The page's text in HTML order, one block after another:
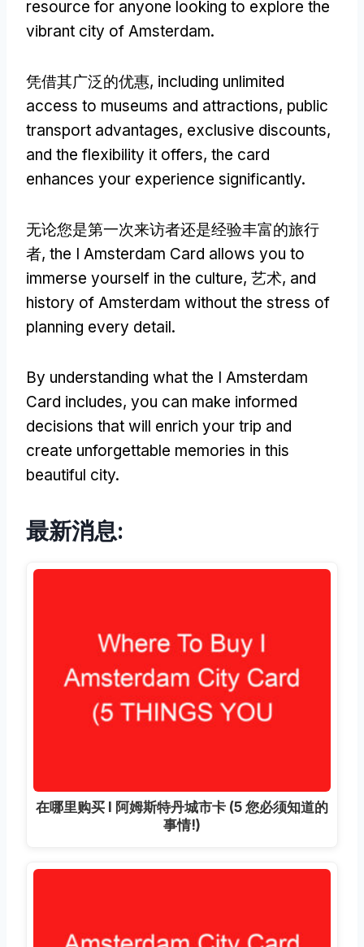
resource for anyone looking to explore the
vibrant city of Amsterdam.
凭借其广泛的优惠, including unlimited
access to museums and attractions, public
transport advantages, exclusive discounts,
and the flexibility it offers, the card
enhances your experience significantly.
无论您是第一次来访者还是经验丰富的旅行
者, the I Amsterdam Card allows you to
immerse yourself in the culture, 艺术, and
history of Amsterdam without the stress of
planning every detail.
By understanding what the I Amsterdam
Card includes, you can make informed
decisions that will enrich your trip and
create unforgettable memories in this
beautiful city.
最新消息:
在哪里购买 I 阿姆斯特丹城市卡 (5 您必须知道的
事情!)